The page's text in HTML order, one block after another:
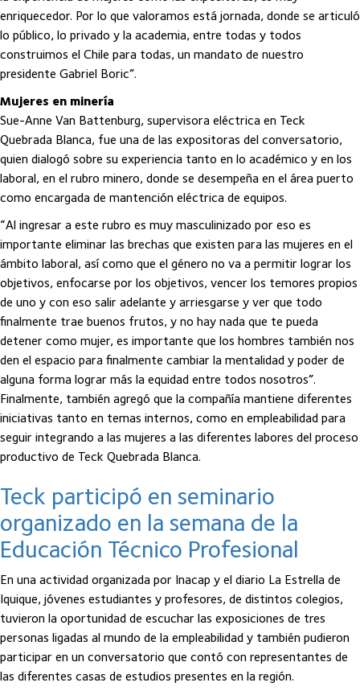
enriquecedor. Por lo que valoramos está jornada, donde se articuló
lo público, lo privado y la academia, entre todas y todos
construimos el Chile para todas, un mandato de nuestro
presidente Gabriel Boric”.
Mujeres en minería
Sue-Anne Van Battenburg, supervisora eléctrica en Teck
Quebrada Blanca, fue una de las expositoras del conversatorio,
quien dialogó sobre su experiencia tanto en lo académico y en los
laboral, en el rubro minero, donde se desempeña en el área puerto
como encargada de mantención eléctrica de equipos.
“Al ingresar a este rubro es muy masculinizado por eso es
importante eliminar las brechas que existen para las mujeres en el
ámbito laboral, así como que el género no va a permitir lograr los
objetivos, enfocarse por los objetivos, vencer los temores propios
de uno y con eso salir adelante y arriesgarse y ver que todo
finalmente trae buenos frutos, y no hay nada que te pueda
detener como mujer, es importante que los hombres también nos
den el espacio para finalmente cambiar la mentalidad y poder de
alguna forma lograr más la equidad entre todos nosotros”.
Finalmente, también agregó que la compañía mantiene diferentes
iniciativas tanto en temas internos, como en empleabilidad para
seguir integrando a las mujeres a las diferentes labores del proceso
productivo de Teck Quebrada Blanca.
Teck participó en seminario
organizado en la semana de la
Educación Técnico Profesional
En una actividad organizada por Inacap y el diario La Estrella de
Iquique, jóvenes estudiantes y profesores, de distintos colegios,
tuvieron la oportunidad de escuchar las exposiciones de tres
personas ligadas al mundo de la empleabilidad y también pudieron
participar en un conversatorio que contó con representantes de
las diferentes casas de estudios presentes en la región.